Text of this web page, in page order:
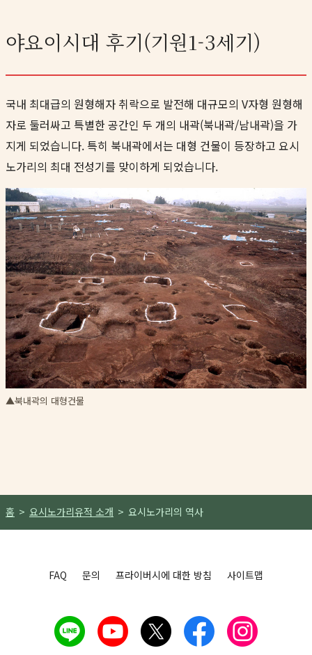
홈 요시노가리유적 소개 요시노가리의 역사
야요이시대 후기(기원1-3세기)
국내 최대급의 원형해자 취락으로 발전해 대규모의 V자형 원형해
자로 둘러싸고 특별한 공간인 두 개의 내곽(북내곽/남내곽)을 가
지게 되었습니다. 특히 북내곽에서는 대형 건물이 등장하고 요시
노가리의 최대 전성기를 맞이하게 되었습니다.
▲북내곽의 대형건물
FAQ 문의 프라이버시에 대한 방침 사이트맵